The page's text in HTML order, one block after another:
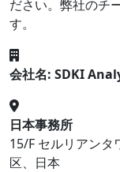
ださい。弊社のチ
す。
会社名: SDKI
日本事務所
15/F セルリアンタ
区、日本